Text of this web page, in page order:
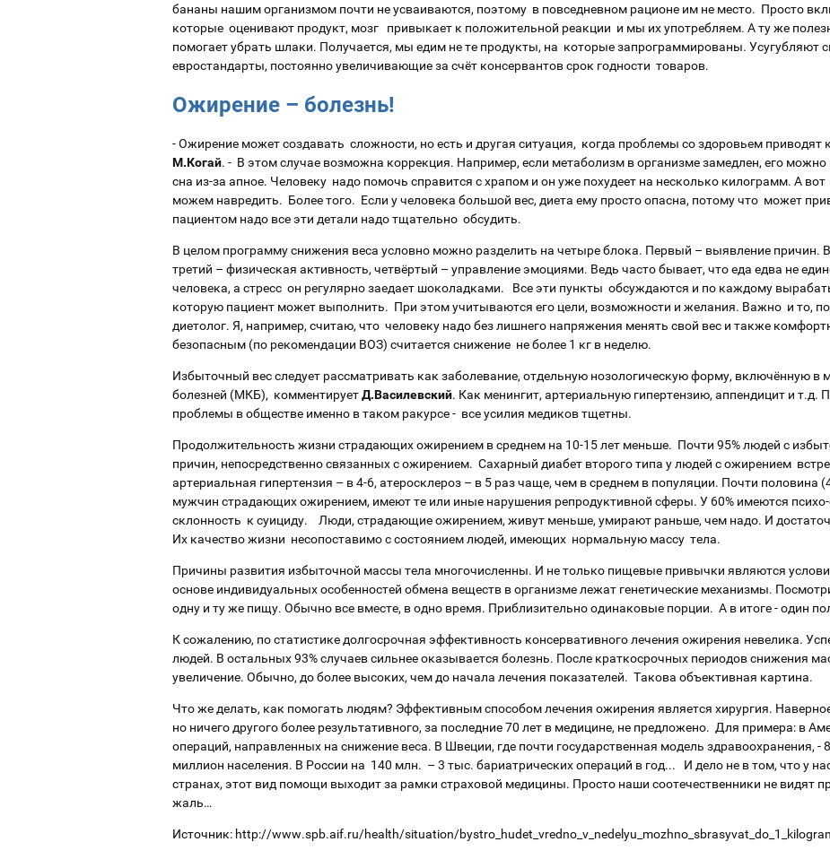
бананы нашим организмом почти не усваиваются, поэтому в повседневном рационе им не место. Просто
которые оценивают продукт, мозг привыкает к положительной реакции и мы их употребляем. А ту же
помогает убрать шлаки. Получается, мы едим не те продукты, на которые запрограммированы. Усугубляют
евростандарты, постоянно увеличивающие за счёт консервантов срок годности товаров.
Ожирение – болезнь!
- Ожирение может создавать сложности, но есть и другая ситуация, когда проблемы со здоровьем приводят
М.Когай. - В этом случае возможна коррекция. Например, если метаболизм в организме замедлен, его
сна из-за апное. Человеку надо помочь справится с храпом и он уже похудеет на несколько килограмм. А
можем навредить. Более того. Если у человека большой вес, диета ему просто опасна, потому что может
пациентом надо все эти детали надо тщательно обсудить.
В целом программу снижения веса условно можно разделить на четыре блока. Первый – выявление причин.
третий – физическая активность, четвёртый – управление эмоциями. Ведь часто бывает, что еда едва не
человека, а стресс он регулярно заедает шоколадками. Все эти пункты обсуждаются и по каждому
которую пациент может выполнить. При этом учитываются его цели, возможности и желания. Важно и то,
диетолог. Я, например, считаю, что человеку надо без лишнего напряжения менять свой вес и также
безопасным (по рекомендации ВОЗ) считается снижение не более 1 кг в неделю.
Избыточный вес следует рассматривать как заболевание, отдельную нозологическую форму, включённую
болезней (МКБ), комментируетД.Василевский. Как менингит, артериальную гипертензию, аппендицит и т.д.
проблемы в обществе именно в таком ракурсе - все усилия медиков тщетны.
Продолжительность жизни страдающих ожирением в среднем на 10-15 лет меньше. Почти 95% людей с
причин, непосредственно связанных с ожирением. Сахарный диабет второго типа у людей с ожирением
артериальная гипертензия – в 4-6, атеросклероз – в 5 раз чаще, чем в среднем в популяции. Почти половина
мужчин страдающих ожирением, имеют те или иные нарушения репродуктивной сферы. У 60% имеются
склонность к суициду. Люди, страдающие ожирением, живут меньше, умирают раньше, чем надо. И
Их качество жизни несопоставимо с состоянием людей, имеющих нормальную массу тела.
Причины развития избыточной массы тела многочисленны. И не только пищевые привычки являются
основе индивидуальных особенностей обмена веществ в организме лежат генетические механизмы.
одну и ту же пищу. Обычно все вместе, в одно время. Приблизительно одинаковые порции. А в итоге - один
К сожалению, по статистике долгосрочная эффективность консервативного лечения ожирения невелика.
людей. В остальных 93% случаев сильнее оказывается болезнь. После краткосрочных периодов снижения
увеличение. Обычно, до более высоких, чем до начала лечения показателей. Такова объективная картина.
Что же делать, как помогать людям? Эффективным способом лечения ожирения является хирургия.
но ничего другого более результативного, за последние 70 лет в медицине, не предложено. Для примера: в
операций, направленных на снижение веса. В Швеции, где почти государственная модель здравоохранения, -
миллион населения. В России на 140 млн. – 3 тыс. бариатрических операций в год... И дело не в том, что у
странах, этот вид помощи выходит за рамки страховой медицины. Просто наши соотечественники не видят
жаль…
Источник: http://www.spb.aif.ru/health/situation/